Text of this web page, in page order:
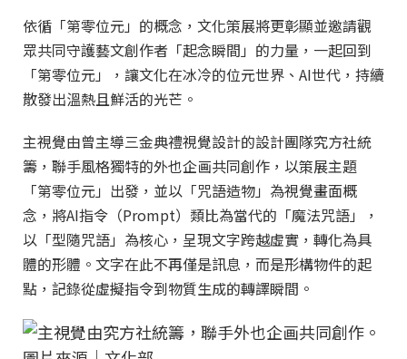
依循「第零位元」的概念，文化策展將更彰顯並邀請觀
眾共同守護藝文創作者「起念瞬間」的力量，一起回到
「第零位元」，讓文化在冰冷的位元世界、AI世代，持續
散發出溫熱且鮮活的光芒。
主視覺由曾主導三金典禮視覺設計的設計團隊究方社統
籌，聯手風格獨特的外也企画共同創作，以策展主題
「第零位元」出發，並以「咒語造物」為視覺畫面概
念，將AI指令（Prompt）類比為當代的「魔法咒語」，
以「型隨咒語」為核心，呈現文字跨越虛實，轉化為具
體的形體。文字在此不再僅是訊息，而是形構物件的起
點，記錄從虛擬指令到物質生成的轉譯瞬間。